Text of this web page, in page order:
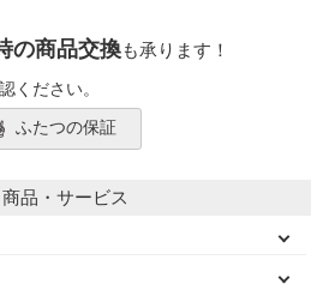
の商品交換も承ります！
ください。
ふたつの保証
商品・サービス
ジ
ジ